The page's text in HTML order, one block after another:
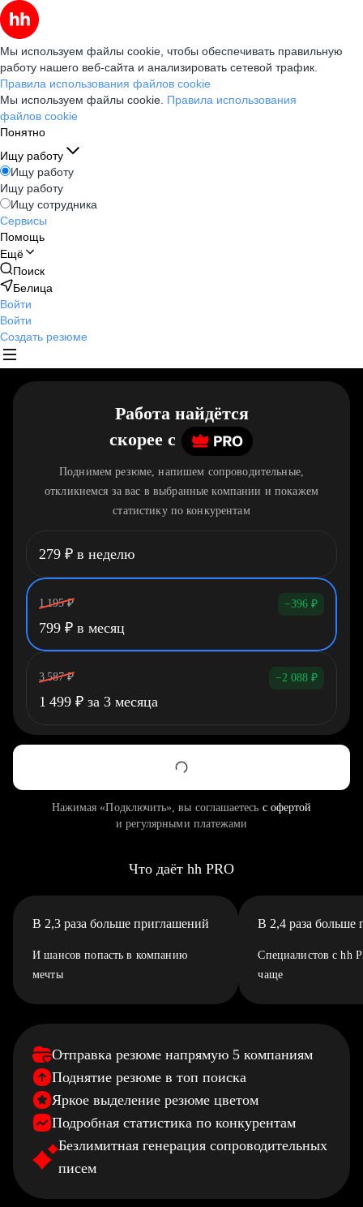
Мы используем файлы cookie, чтобы обеспечивать правильную
работу нашего веб-сайта и анализировать сетевой трафик.
Правила использования файлов cookie
Мы используем файлы cookie. Правила использования
файлов cookie
Понятно
Ищу работу
Ищу работу
Ищу работу
Ищу сотрудника
Сервисы
Помощь
Ещё
Поиск
Белица
Войти
Войти
Создать резюме
Работа найдётся
скорее c
Поднимем резюме, напишем сопроводительные,
откликнемся за вас в выбранные компании и покажем
статистику по конкурентам
279 ₽ в неделю
1 195 ₽ −396 ₽
799 ₽ в месяц
3 587 ₽ −2 088 ₽
1 499 ₽ за 3 месяца
Нажимая «Подключить», вы соглашаетесь с офертой
и регулярными платежами
Что даёт hh PRO
В 2,3 раза больше приглашений
И шансов попасть в компанию
мечты
В 2,4 раза больше
Специалистов с hh
чаще
Отправка резюме напрямую 5 компаниям
Поднятие резюме в топ поиска
Яркое выделение резюме цветом
Подробная статистика по конкурентам
Безлимитная генерация сопроводительных
писем